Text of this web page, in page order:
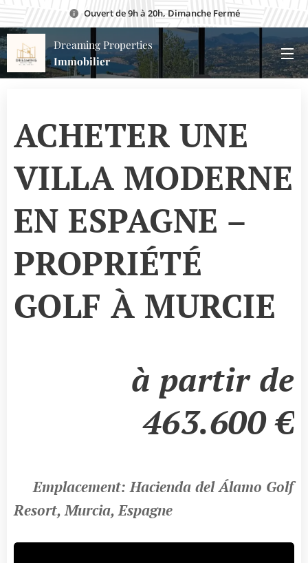
Ouvert de 9h à 20h, Dimanche Fermé
Dreaming Properties
Immobilier
ACHETER UNE
VILLA MODERNE
EN ESPAGNE –
PROPRIÉTÉ
GOLF À MURCIE
à partir de
463.600 €
📍Emplacement: Hacienda del Álamo Golf
Resort, Murcia, Espagne